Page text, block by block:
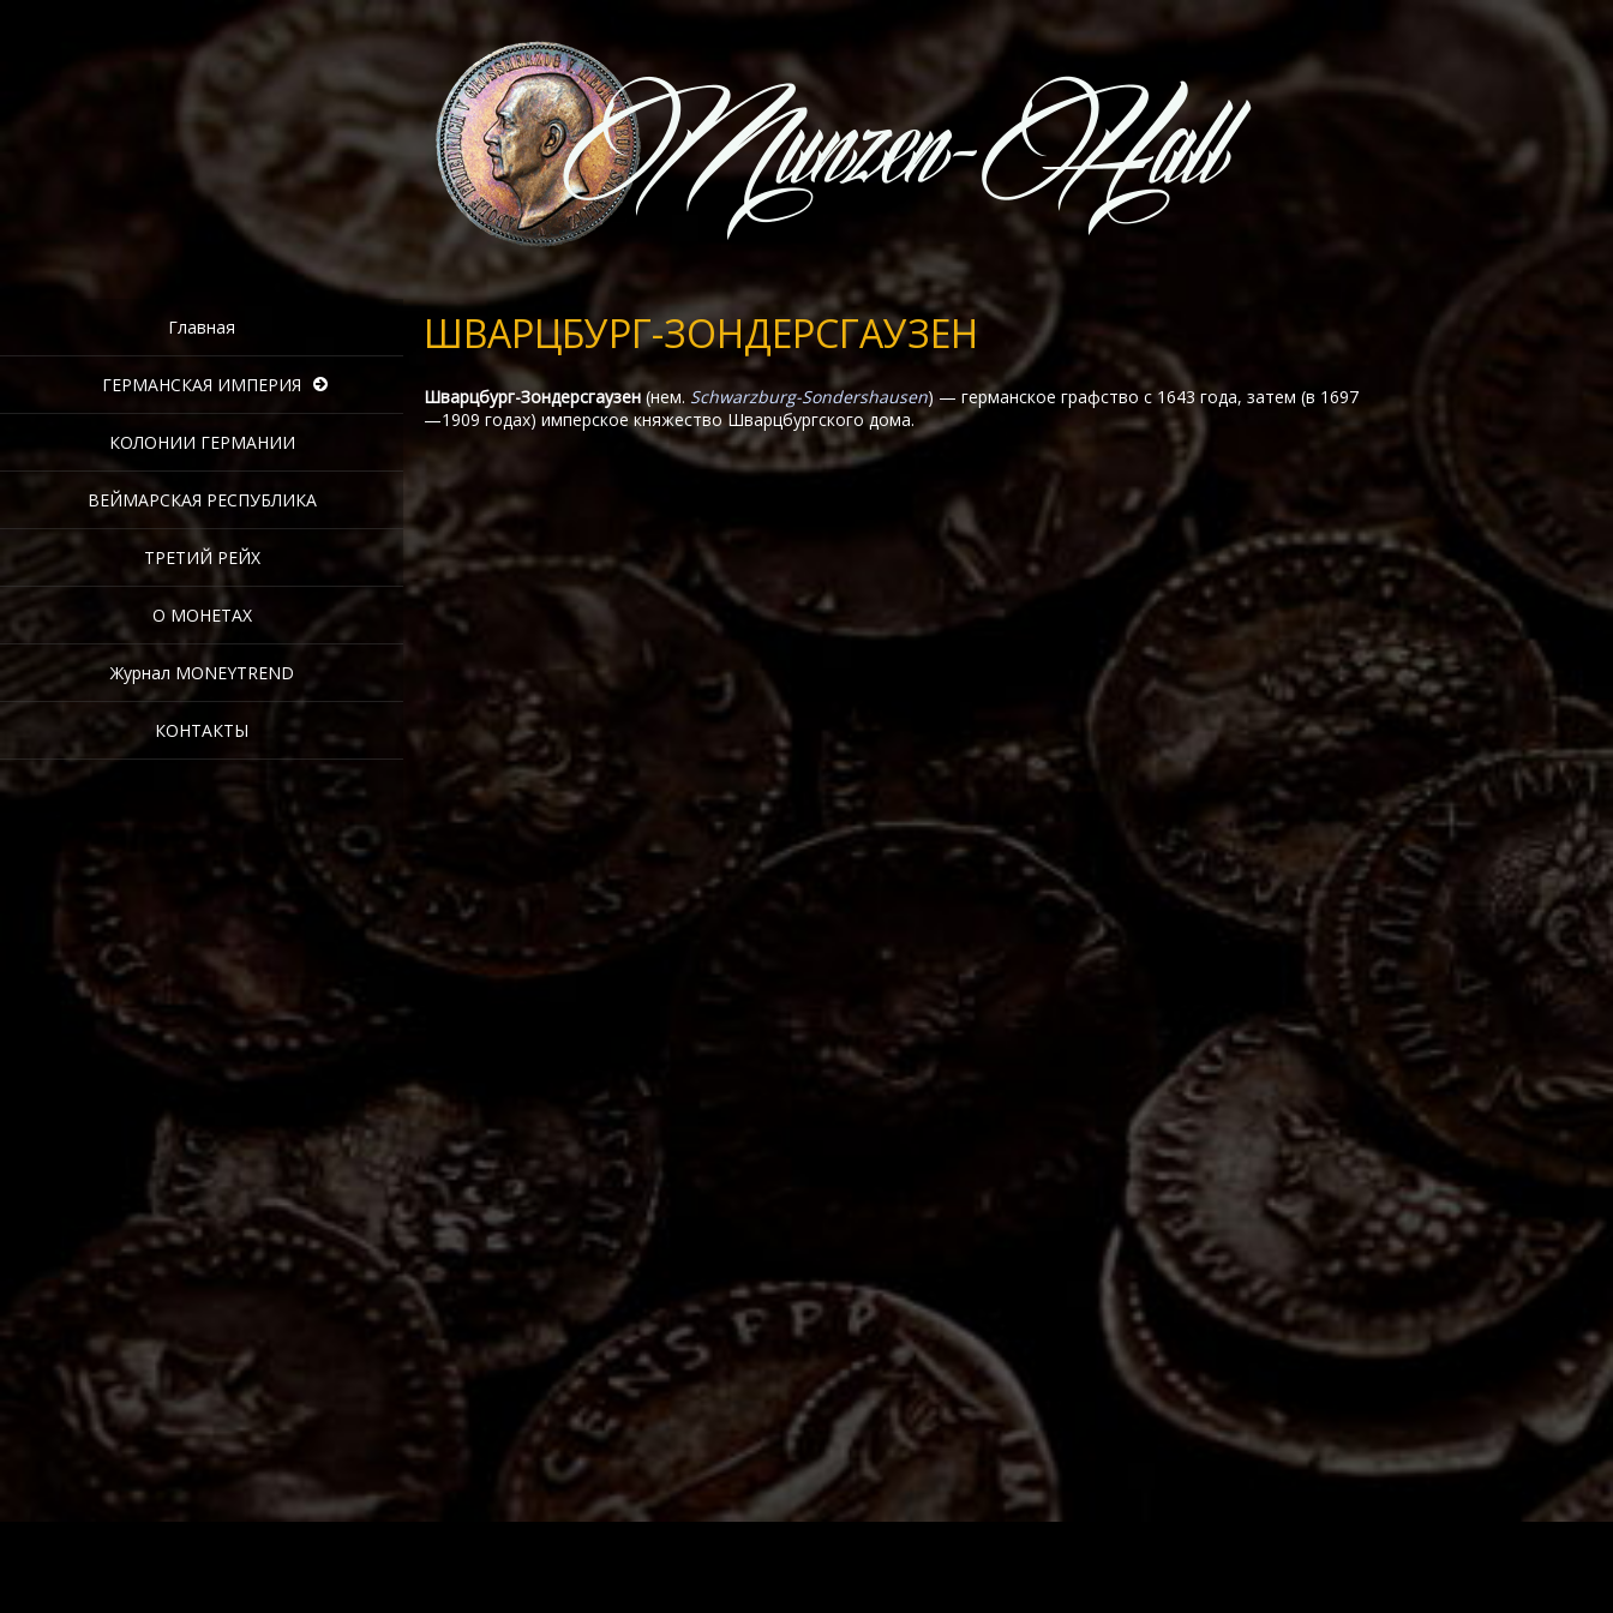
Главная
ГЕРМАНСКАЯ ИМПЕРИЯ
КОЛОНИИ ГЕРМАНИИ
ВЕЙМАРСКАЯ РЕСПУБЛИКА
ТРЕТИЙ РЕЙХ
О МОНЕТАХ
Журнал MONEYTREND
КОНТАКТЫ
ШВАРЦБУРГ-ЗОНДЕРСГАУЗЕН
Шварцбург-Зондерсгаузен(нем.Schwarzburg-Sondershausen) — германское графство с 1643 года, затем (в 1697
—1909 годах) имперское княжество Шварцбургского дома.